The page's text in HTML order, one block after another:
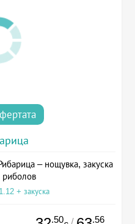
– нощувка, закуска
риболов
+ закуска
.50 / .56